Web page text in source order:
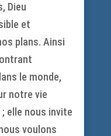
Dieu
et
plans. Ainsi
le monde,
notre vie
elle nous invite
voulons